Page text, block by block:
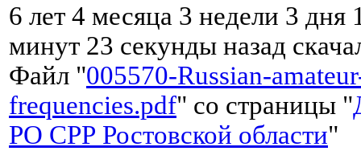
6 лет 4 месяца 3 недели 3 дня
минут 23 секунды назад
Файл "005570-Russian-
frequencies.pdf" со страницы "
РО СРР Ростовской области"